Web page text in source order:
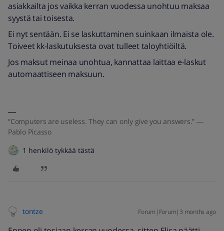
asiakkailta jos vaikka kerran vuodessa unohtuu maksaa
syystä tai toisesta.
Ei nyt sentään. Ei se laskuttaminen suinkaan ilmaista ole.
Toiveet kk-laskutuksesta ovat tulleet taloyhtiöiltä.
Jos maksut meinaa unohtua, kannattaa laittaa e-laskut
automaattiseen maksuun.
“Computers are useless. They can only give you answers.” ―
Pablo Picasso
1 henkilö tykkää tästä
tontze Forum|Forum|3 months ago